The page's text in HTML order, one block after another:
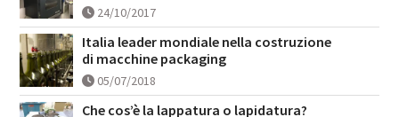
24/10/2017
Italia leader mondiale nella costruzione
di macchine packaging
05/07/2018
Che cos’è la lappatura o lapidatura?